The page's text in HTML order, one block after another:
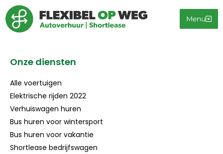
Menu
Onze diensten
Alle voertuigen
Elektrische rijden 2022
Verhuiswagen huren
Bus huren voor wintersport
Bus huren voor vakantie
Shortlease bedrijfswagen